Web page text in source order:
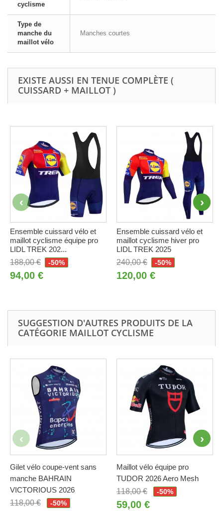
cyclisme
Type de
manche du
maillot vélo
Manches courtes
EXISTE AUSSI EN TENUE COMPLÈTE (
CUISSARD + MAILLOT )
Ensemble cuissard vélo et
maillot cyclisme équipe pro
LIDL TREK 202...
188,00 €
-50%
94,00 €
Ensemble cuissard vélo et
maillot cyclisme hiver pro
LIDL TREK 2025
240,00 €
-50%
120,00 €
SUGGESTION D'AUTRES PRODUITS DE LA
CATÉGORIE MAILLOT CYCLISME
Gilet vélo coupe-vent sans
manche BAHRAIN
VICTORIOUS 2026
118,00 €
-50%
Maillot vélo équipe pro
TUDOR 2026 Aero Mesh
118,00 €
-50%
59,00 €